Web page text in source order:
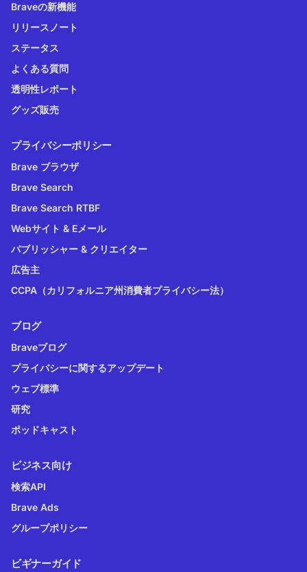
Braveの新機能
リリースノート
ステータス
よくある質問
透明性レポート
グッズ販売
プライバシーポリシー
Brave ブラウザ
Brave Search
Brave Search RTBF
Webサイト & Eメール
パブリッシャー & クリエイター
広告主
CCPA（カリフォルニア州消費者プライバシー法）
ブログ
Braveブログ
プライバシーに関するアップデート
ウェブ標準
研究
ポッドキャスト
ビジネス向け
検索API
Brave Ads
グループポリシー
ビギナーガイド